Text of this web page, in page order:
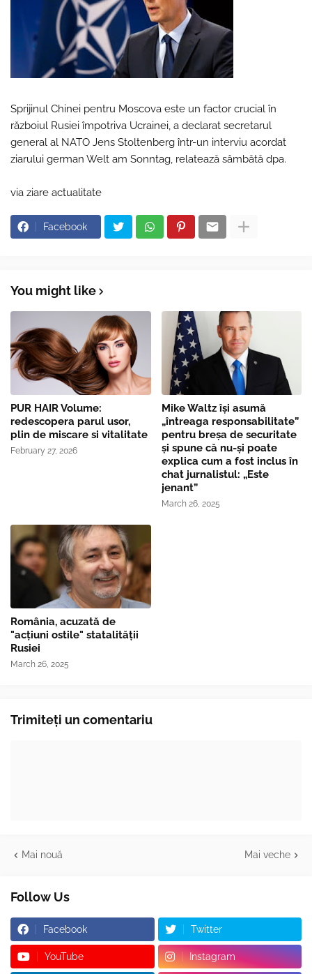
Sprijinul Chinei pentru Moscova este un factor crucial în
războiul Rusiei împotriva Ucrainei, a declarat secretarul
general al NATO Jens Stoltenberg într-un interviu acordat
ziarului german Welt am Sonntag, relatează sâmbătă dpa.
via ziare actualitate
Facebook
You might like
PUR HAIR Volume:
redescopera parul usor,
plin de miscare si vitalitate
February 27, 2026
Mike Waltz îşi asumă
„întreaga responsabilitate”
pentru breşa de securitate
și spune că nu-și poate
explica cum a fost inclus în
chat jurnalistul: „Este
jenant”
March 26, 2025
România, acuzată de
"acțiuni ostile" statalității
Rusiei
March 26, 2025
Trimiteți un comentariu
Mai nouă Mai veche
Follow Us
Facebook Twitter
YouTube Instagram